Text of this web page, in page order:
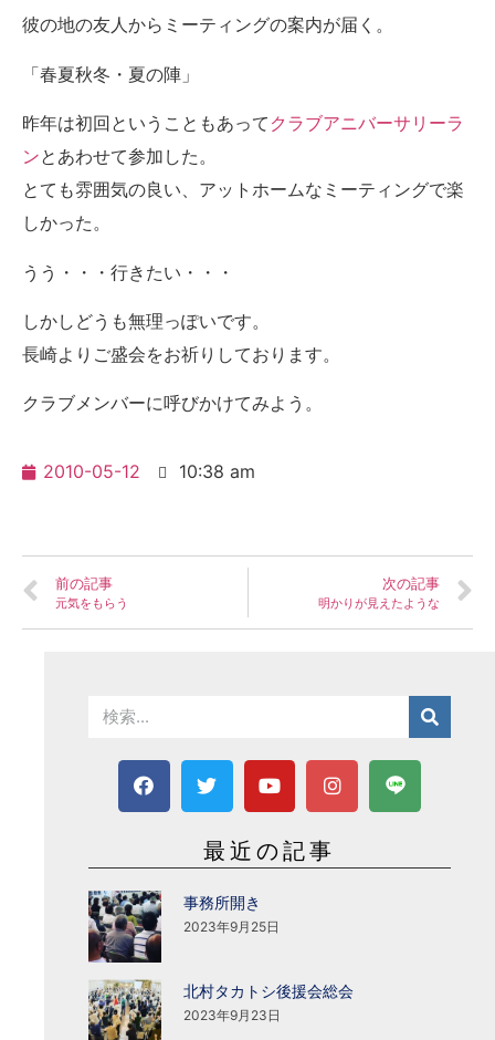
彼の地の友人からミーティングの案内が届く。
「春夏秋冬・夏の陣」
昨年は初回ということもあって クラブアニバーサリーラ
ンとあわせて参加した。
とても雰囲気の良い、アットホームなミーティングで楽
しかった。
うう・・・行きたい・・・
しかしどうも無理っぽいです。
長崎よりご盛会をお祈りしております。
クラブメンバーに呼びかけてみよう。
2010-05-12 10:38 am
前の記事
元気をもらう
次の記事
明かりが見えたような
最近の記事
事務所開き
2023年9月25日
北村タカトシ後援会総会
2023年9月23日